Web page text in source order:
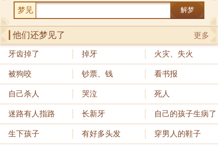
梦见 解梦
更多
他们还梦见了
牙齿掉了 掉牙 火灾、失火
被狗咬 钞票、钱 看书报
自己杀人 哭泣 死人
迷路有人指路 长新牙 自己的孩子生病了
生下孩子 有好多头发 穿男人的鞋子